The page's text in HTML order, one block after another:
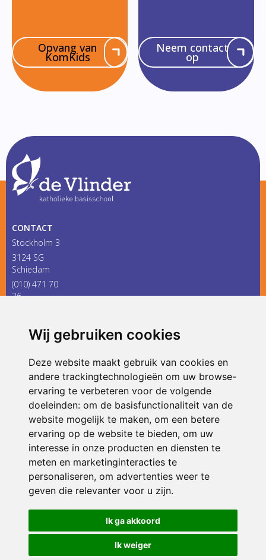
Wij gebruiken cookies
Deze website maakt gebruik van cookies en
andere trackingtechnologieën om uw browse-
ervaring te verbeteren voor de volgende
doeleinden: om de basisfunctionaliteit van de
website mogelijk te maken, om een betere
ervaring op de website te bieden, om uw
interesse in onze producten en diensten te
meten en marketinginteracties te
personaliseren, om advertenties weer te
geven die relevanter voor u zijn.
Ik ga akkoord
Ik weiger
Opvang van
KomKids
Neem contact
op
CONTACT
Stockholm 3
3124 SG
Schiedam
(010) 471 70
36
ONDERDEEL VAN
© 2026 De Vlinder | Alle rechten voorbehouden
Privacy policy|Disclaimer| Klachtenregeling|RSIN en Anbi
voorkeuren
Crealisatie The MindOffice